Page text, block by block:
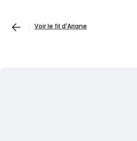
Voir le fil d'Ariane